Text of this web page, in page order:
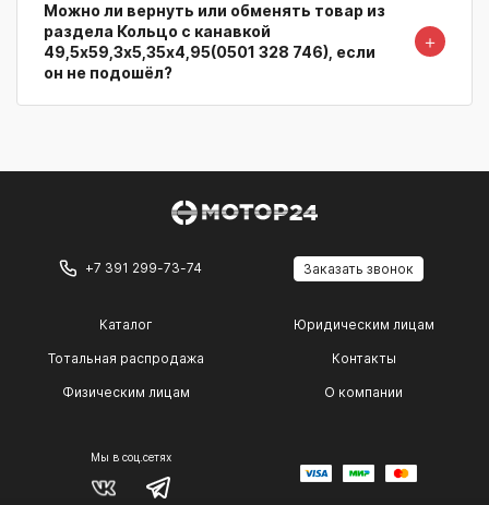
Можно ли вернуть или обменять товар из
раздела Кольцо с канавкой
49,5х59,3х5,35х4,95(0501 328 746), если
он не подошёл?
＋
+7 391 299-73-74 Заказать звонок
Каталог
Тотальная распродажа
Физическим лицам
Юридическим лицам
Контакты
О компании
Мы в соц.сетях